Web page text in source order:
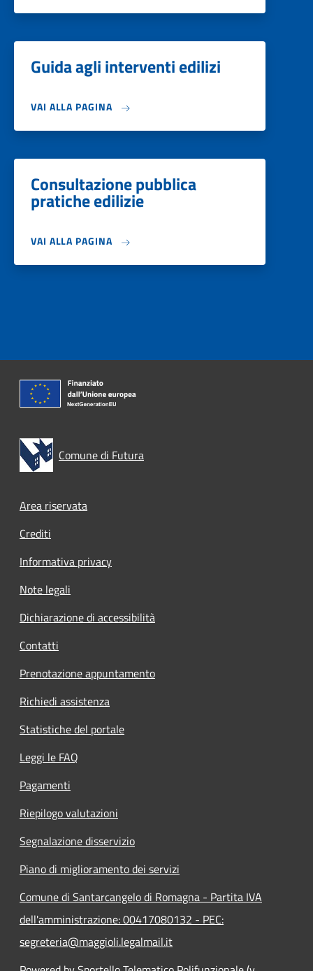
Guida agli interventi edilizi
VAI ALLA PAGINA
Consultazione pubblica
pratiche edilizie
VAI ALLA PAGINA
Comune di Futura
Footer menu
Area riservata
Crediti
Informativa privacy
Note legali
Dichiarazione di accessibilità
Contatti
Prenotazione appuntamento
Richiedi assistenza
Statistiche del portale
Leggi le FAQ
Pagamenti
Riepilogo valutazioni
Segnalazione disservizio
Piano di miglioramento dei servizi
Comune di Santarcangelo di Romagna - Partita IVA
dell'amministrazione: 00417080132 - PEC:
segreteria@maggioli.legalmail.it